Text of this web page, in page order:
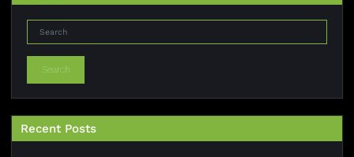
Search
Recent Posts